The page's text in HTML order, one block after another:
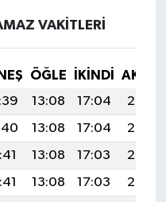
VAKITLERI
ÖĞLE İKINDI
13:08 17:04
20:27
13:08 17:04
20:26
13:08 17:03
20:25
13:08 17:03
20:24